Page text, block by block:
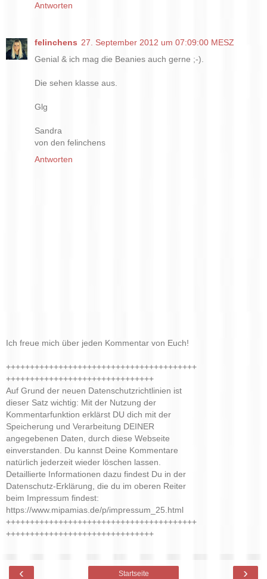
Antworten
felinchens 27. September 2012 um 07:09:00 MESZ
Genial & ich mag die Beanies auch gerne ;-).
Die sehen klasse aus.
Glg
Sandra
von den felinchens
Antworten
Ich freue mich über jeden Kommentar von Euch!
++++++++++++++++++++++++++++++++++++++++
+++++++++++++++++++++++++++++++
Auf Grund der neuen Datenschutzrichtlinien ist
dieser Satz wichtig: Mit der Nutzung der
Kommentarfunktion erklärst DU dich mit der
Speicherung und Verarbeitung DEINER
angegebenen Daten, durch diese Webseite
einverstanden. Du kannst Deine Kommentare
natürlich jederzeit wieder löschen lassen.
Detaillierte Informationen dazu findest Du in der
Datenschutz-Erklärung, die du im oberen Reiter
beim Impressum findest:
https://www.mipamias.de/p/impressum_25.html
++++++++++++++++++++++++++++++++++++++++
+++++++++++++++++++++++++++++++
‹ ›
Startseite